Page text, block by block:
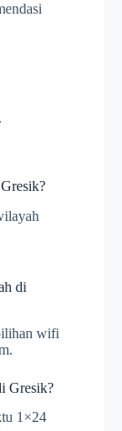
di
wifi
Gresik?
1×24